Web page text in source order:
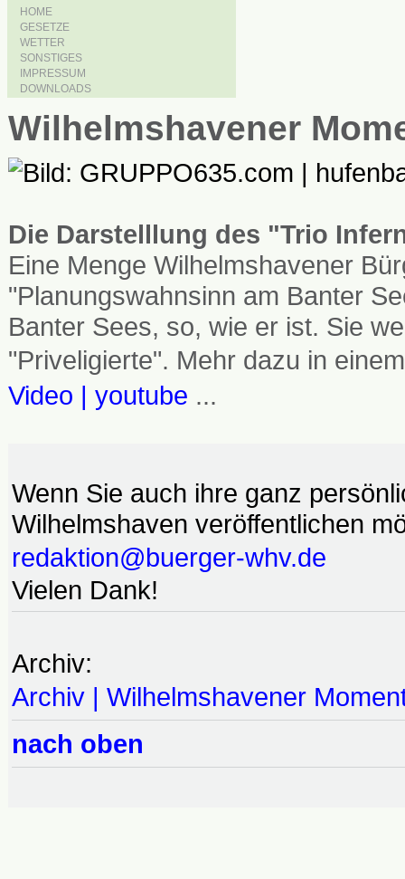
HOME
GESETZE
WETTER
SONSTIGES
IMPRESSUM
DOWNLOADS
Wilhelmshavener
Die Darstelllung des "Trio
Eine Menge Wilhelmshavener
"Planungswahnsinn am Banter
Banter Sees, so, wie er ist. Sie
"Priveligierte". Mehr dazu in
Video | youtube ...
Wenn Sie auch ihre ganz
Wilhelmshaven veröffentlichen
redaktion@buerger-whv.de
Vielen Dank!
Archiv:
Archiv | Wilhelmshavener
nach oben